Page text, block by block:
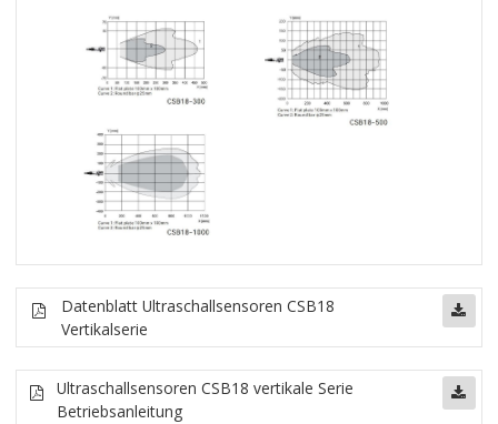
Datenblatt Ultraschallsensoren CSB18
Vertikalserie
Ultraschallsensoren CSB18 vertikale Serie
Betriebsanleitung